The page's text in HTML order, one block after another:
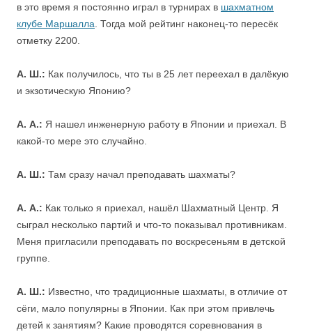
в это время я постоянно играл в турнирах в шахматном
клубе Маршалла . Тогда мой рейтинг наконец-то пересёк
отметку 2200.
А. Ш.: Как получилось, что ты в 25 лет переехал в далёкую
и экзотическую Японию?
А. А.: Я нашел инженерную работу в Японии и приехал. В
какой-то мере это случайно.
А. Ш.: Там сразу начал преподавать шахматы?
А. А.: Как только я приехал, нашёл Шахматный Центр. Я
сыграл несколько партий и что-то показывал противникам.
Меня пригласили преподавать по воскресеньям в детской
группе.
А. Ш.: Известно, что традиционные шахматы, в отличие от
сёги, мало популярны в Японии. Как при этом привлечь
детей к занятиям? Какие проводятся соревнования в